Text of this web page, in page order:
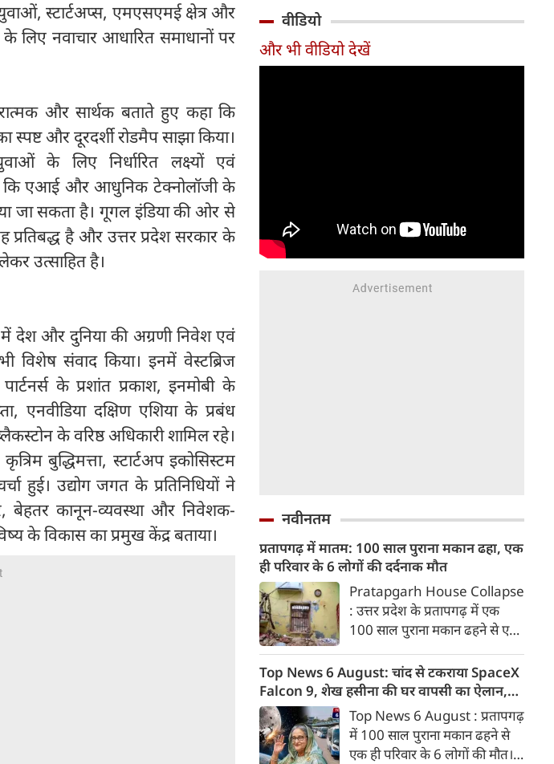
स्टार्टअप्स, एमएसएमई क्षेत्र और
नवाचार आधारित समाधानों पर
और सार्थक बताते हुए कहा कि
और दूरदर्शी रोडमैप साझा किया।
के लिए निर्धारित लक्ष्यों एवं
कि एआई और आधुनिक टेक्नोलॉजी के
जा सकता है। गूगल इंडिया की ओर से
है और उत्तर प्रदेश सरकार के
उत्साहित है।
देश और दुनिया की अग्रणी निवेश एवं
विशेष संवाद किया। इनमें वेस्टब्रिज
के प्रशांत प्रकाश, इनमोबी के
दक्षिण एशिया के प्रबंध
के वरिष्ठ अधिकारी शामिल रहे।
बुद्धिमत्ता, स्टार्टअप इकोसिस्टम
हुई। उद्योग जगत के प्रतिनिधियों ने
बेहतर कानून-व्यवस्था और निवेशक-
के विकास का प्रमुख केंद्र बताया।
निर्देश दिया है। इसके तहत पारंपरिक
टोल प्लाजा की जगह Automatic
वीडियो
और भी वीडियो देखें
नवीनतम
प्रतापगढ़ में मातम: 100 साल पुराना मकान ढहा, एक
ही परिवार के 6 लोगों की दर्दनाक मौत
Pratapgarh House Collapse
: उत्तर प्रदेश के प्रतापगढ़ में एक
100 साल पुराना मकान ढहने से एक
जबकि एक अन्य घायल है। परिवार
के सभी सात सदस्य एक ही कमरे में
सो रहे थे और मलबे के नीचे दब गए।
मरने वालों में एक दंपती, उनका बेटा,
बहू और दो बच्चे शामिल हैं।
Top News 6 August: चांद से टकराया SpaceX
Falcon 9, शेख हसीना की घर वापसी का ऐलान,
MP में बस किराया बढ़ाTop News 6 August : प्रतापगढ़
में 100 साल पुराना मकान ढहने से
एक ही परिवार के 6 लोगों की मौत।